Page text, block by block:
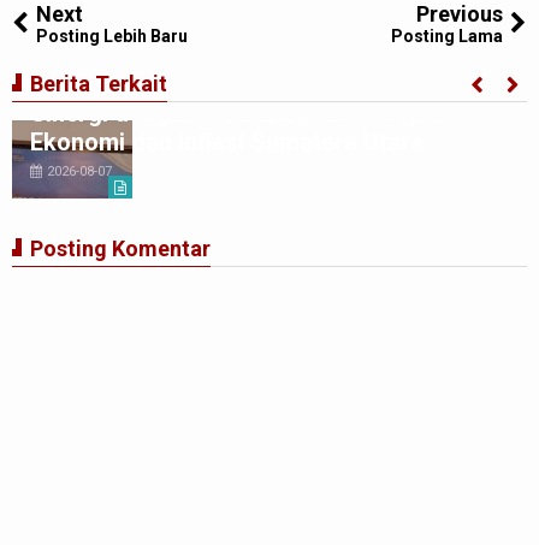
Next
Posting Lebih Baru
Previous
Posting Lama
Berita Terkait
BI Perwakilan Sumatera Utara Perkuat
Sinergi dengan Media, Bahas Prospek
Ekonomi dan Inflasi Sumatera Utara
2026-08-07
Posting Komentar